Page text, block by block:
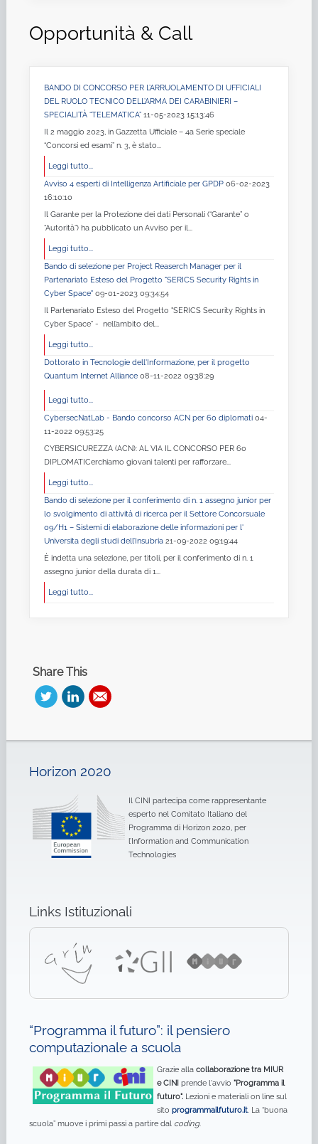
Opportunità & Call
BANDO DI CONCORSO PER L’ARRUOLAMENTO DI UFFICIALI
DEL RUOLO TECNICO DELL’ARMA DEI CARABINIERI –
SPECIALITÀ “TELEMATICA” 11-05-2023 15:13:46
Il 2 maggio 2023, in Gazzetta Ufficiale – 4a Serie speciale
“Concorsi ed esami” n. 3, è stato...
Leggi tutto...
Avviso 4 esperti di Intelligenza Artificiale per GPDP 06-02-2023
16:10:10
Il Garante per la Protezione dei dati Personali (“Garante” o
“Autorità”) ha pubblicato un Avviso per il...
Leggi tutto...
Bando di selezione per Project Reaserch Manager per il
Partenariato Esteso del Progetto "SERICS Security Rights in
Cyber Space" 09-01-2023 09:34:54
Il Partenariato Esteso del Progetto "SERICS Security Rights in
Cyber Space" - nell’ambito del...
Leggi tutto...
Dottorato in Tecnologie dell'Informazione, per il progetto
Quantum Internet Alliance 08-11-2022 09:38:29
Leggi tutto...
CybersecNatLab - Bando concorso ACN per 60 diplomati 04-
11-2022 09:53:25
CYBERSICUREZZA (ACN): AL VIA IL CONCORSO PER 60
DIPLOMATICerchiamo giovani talenti per rafforzare...
Leggi tutto...
Bando di selezione per il conferimento di n. 1 assegno junior per
lo svolgimento di attività di ricerca per il Settore Concorsuale
09/H1 – Sistemi di elaborazione delle informazioni per l'
Universita degli studi dell’Insubria 21-09-2022 09:19:44
È indetta una selezione, per titoli, per il conferimento di n. 1
assegno junior della durata di 1...
Leggi tutto...
Share This
Horizon 2020
Il CINI partecipa come rappresentante
esperto nel Comitato Italiano del
Programma di Horizon 2020, per
l’Information and Communication
Technologies
Links Istituzionali
“Programma il futuro”: il pensiero
computazionale a scuola
Grazie alla collaborazione tra MIUR
e CINI prende l'avvio "Programma il
futuro". Lezioni e materiali on line sul
sito programmailfuturo.it. La “buona
scuola” muove i primi passi a partire dal coding.